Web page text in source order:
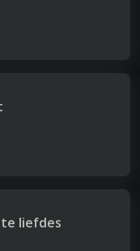
liefdes